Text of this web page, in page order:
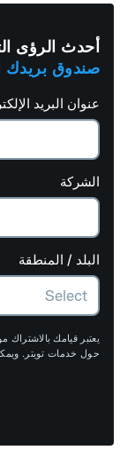
أحدث الرؤى
صندوق بريدك
عنوان البريد
الشركة
البلد / المنطقة
يعتبر قيامك
حول خدمات تويتر.